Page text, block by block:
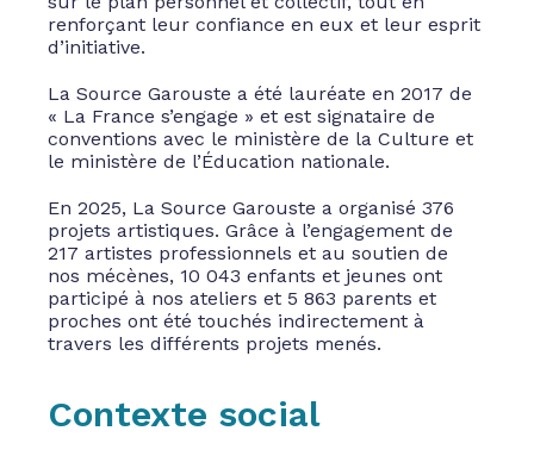
renforçant leur confiance en eux et leur esprit
d’initiative.
La Source Garouste a été lauréate en 2017 de
« La France s’engage » et est signataire de
conventions avec le ministère de la Culture et
le ministère de l’Éducation nationale.
En 2025, La Source Garouste a organisé 376
projets artistiques. Grâce à l’engagement de
217 artistes professionnels et au soutien de
nos mécènes, 10 043 enfants et jeunes ont
participé à nos ateliers et 5 863 parents et
proches ont été touchés indirectement à
travers les différents projets menés.
Contexte social